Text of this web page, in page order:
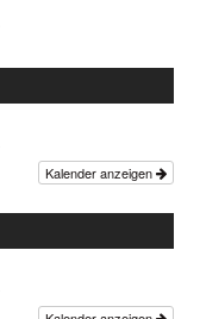
Kalender anzeigen